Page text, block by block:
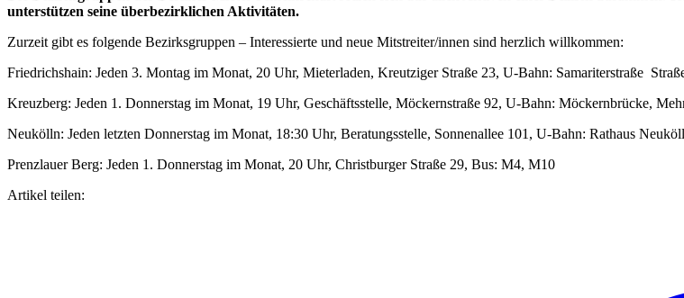
unterstützen seine überbezirklichen Aktivitäten.
Zurzeit gibt es folgende Bezirksgruppen – Interessierte und neue Mitstreiter/innen sind herzlich willkommen:
Friedrichshain: Jeden 3. Montag im Monat, 20 Uhr, Mieterladen, Kreutziger Straße 23, U-Bahn: Samariterstraße
Kreuzberg: Jeden 1. Donnerstag im Monat, 19 Uhr, Geschäftsstelle, Möckernstraße 92, U-Bahn: Möckernbrücke,
Neukölln: Jeden letzten Donnerstag im Monat, 18:30 Uhr, Beratungsstelle, Sonnenallee 101, U-Bahn: Rathaus
Prenzlauer Berg: Jeden 1. Donnerstag im Monat, 20 Uhr, Christburger Straße 29, Bus: M4, M10
Artikel teilen: